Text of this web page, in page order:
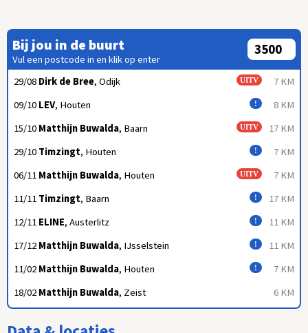
Bij jou in de buurt
Vul een postcode in en klik op enter
7 KM
UITV
29/08 Dirk de Bree, Odijk
8 KM
!
09/10 LEV, Houten
17 KM
UITV
15/10 Matthijn Buwalda, Baarn
7 KM
!
29/10 Timzingt, Houten
7 KM
UITV
06/11 Matthijn Buwalda, Houten
17 KM
!
11/11 Timzingt, Baarn
11 KM
!
12/11 ELINE, Austerlitz
11 KM
!
17/12 Matthijn Buwalda, IJsselstein
7 KM
!
11/02 Matthijn Buwalda, Houten
6 KM
18/02 Matthijn Buwalda, Zeist